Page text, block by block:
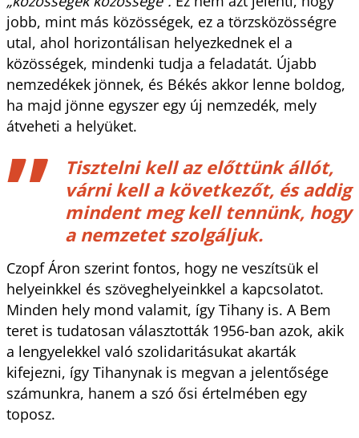
jobb, mint más közösségek, ez a törzsközösségre
utal, ahol horizontálisan helyezkednek el a
közösségek, mindenki tudja a feladatát. Újabb
nemzedékek jönnek, és Békés akkor lenne boldog,
ha majd jönne egyszer egy új nemzedék, mely
átveheti a helyüket.
Tisztelni kell az előttünk állót,
várni kell a következőt, és addig
mindent meg kell tennünk, hogy
a nemzetet szolgáljuk.
Czopf Áron szerint fontos, hogy ne veszítsük el
helyeinkkel és szöveghelyeinkkel a kapcsolatot.
Minden hely mond valamit, így Tihany is. A Bem
teret is tudatosan választották 1956-ban azok, akik
a lengyelekkel való szolidaritásukat akarták
kifejezni, így Tihanynak is megvan a jelentősége
számunkra, hanem a szó ősi értelmében egy
toposz.